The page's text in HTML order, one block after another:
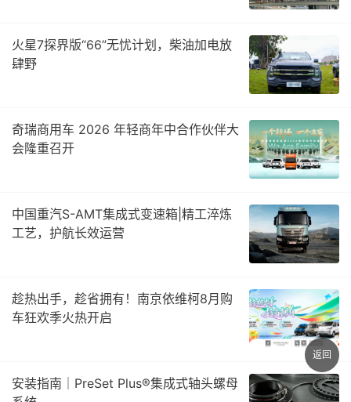
火星7探界版“66”无忧计划，柴油加电放
肆野
奇瑞商用车 2026 年轻商年中合作伙伴大
会隆重召开
中国重汽S-AMT集成式变速箱|精工淬炼
工艺，护航长效运营
趁热出手，趁省拥有！南京依维柯8月购
车狂欢季火热开启
安装指南｜PreSet Plus®集成式轴头螺母
返回